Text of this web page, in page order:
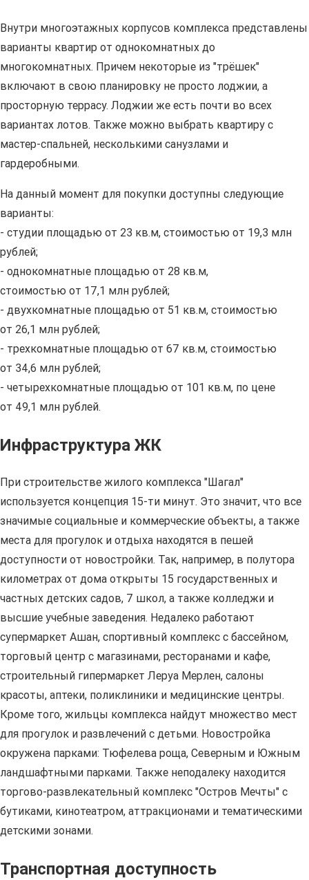
Внутри многоэтажных корпусов комплекса представлены
варианты квартир от однокомнатных до
многокомнатных. Причем некоторые из "трёшек"
включают в свою планировку не просто лоджии, а
просторную террасу. Лоджии же есть почти во всех
вариантах лотов. Также можно выбрать квартиру с
мастер-спальней, несколькими санузлами и
гардеробными.
На данный момент для покупки доступны следующие
варианты:
- студии площадью от 23 кв.м, стоимостью от 19,3 млн
рублей;
- однокомнатные площадью от 28 кв.м,
стоимостью от 17,1 млн рублей;
- двухкомнатные площадью от 51 кв.м, стоимостью
от 26,1 млн рублей;
- трехкомнатные площадью от 67 кв.м, стоимостью
от 34,6 млн рублей;
- четырехкомнатные площадью от 101 кв.м, по цене
от 49,1 млн рублей.
Инфраструктура ЖК
При строительстве жилого комплекса "Шагал"
используется концепция 15-ти минут. Это значит, что все
значимые социальные и коммерческие объекты, а также
места для прогулок и отдыха находятся в пешей
доступности от новостройки. Так, например, в полутора
километрах от дома открыты 15 государственных и
частных детских садов, 7 школ, а также колледжи и
высшие учебные заведения. Недалеко работают
супермаркет Ашан, спортивный комплекс с бассейном,
торговый центр с магазинами, ресторанами и кафе,
строительный гипермаркет Леруа Мерлен, салоны
красоты, аптеки, поликлиники и медицинские центры.
Кроме того, жильцы комплекса найдут множество мест
для прогулок и развлечений с детьми. Новостройка
окружена парками: Тюфелева роща, Северным и Южным
ландшафтными парками. Также неподалеку находится
торгово-развлекательный комплекс "Остров Мечты" с
бутиками, кинотеатром, аттракционами и тематическими
детскими зонами.
Транспортная доступность